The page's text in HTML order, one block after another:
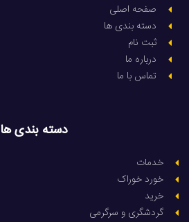
صفحه اصلی
دسته بندی ها
ثبت نام
درباره ما
تماس با ما
دسته بندی ها
خدمات
خورد خوراک
خرید
گردشگری و سرگرمی